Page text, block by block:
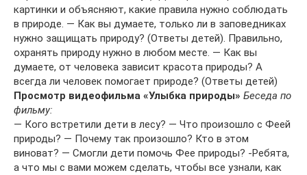
картинки и объясняют, какие правила нужно соблюдать
в природе. — Как вы думаете, только ли в заповедниках
нужно защищать природу? (Ответы детей). Правильно,
охранять природу нужно в любом месте. — Как вы
думаете, от человека зависит красота природы? А
всегда ли человек помогает природе? (Ответы детей)
Просмотр видеофильма «Улыбка природы» Беседа по
фильму:
— Кого встретили дети в лесу? — Что произошло с Феей
природы? — Почему так произошло? Кто в этом
виноват? — Смогли дети помочь Фее природы? -Ребята,
а что мы с вами можем сделать, чтобы все узнали, как